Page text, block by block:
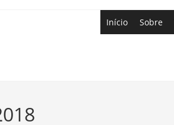
Início Sobre